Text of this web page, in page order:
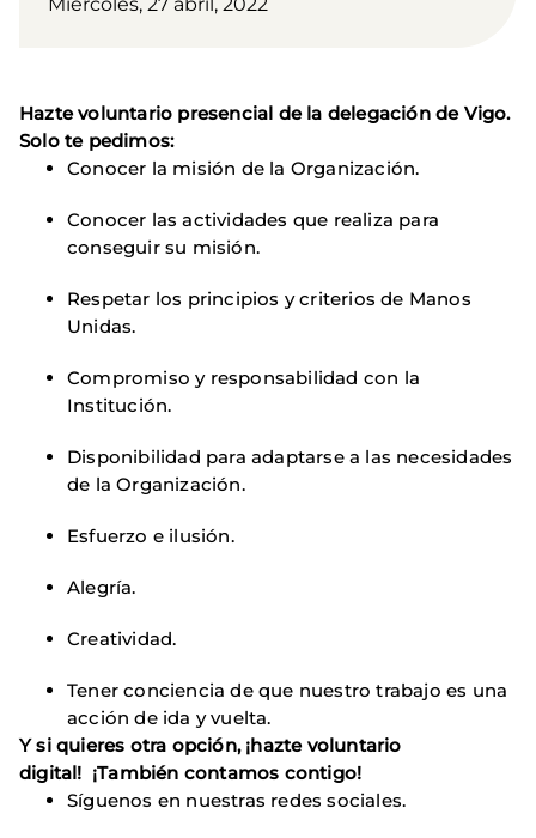
Miércoles, 27 abril, 2022
Hazte voluntario presencial de la delegación de Vigo.
Solo te pedimos:
Conocer la misión de la Organización.
Conocer las actividades que realiza para
conseguir su misión.
Respetar los principios y criterios de Manos
Unidas.
Compromiso y responsabilidad con la
Institución.
Disponibilidad para adaptarse a las necesidades
de la Organización.
Esfuerzo e ilusión.
Alegría.
Creatividad.
Tener conciencia de que nuestro trabajo es una
acción de ida y vuelta.
Y si quieres otra opción, ¡hazte voluntario
digital! ¡También contamos contigo!
Síguenos en nuestras redes sociales.